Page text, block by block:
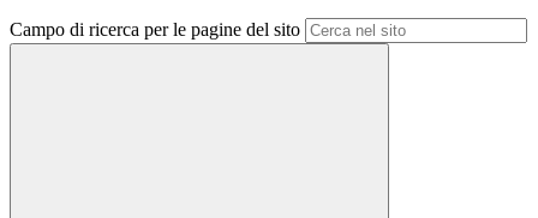
Campo di ricerca per le pagine del sito